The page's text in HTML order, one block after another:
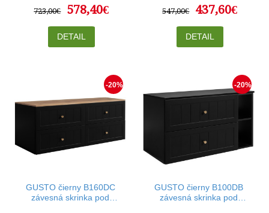
723,00€ 578,40€
DETAIL
547,00€ 437,60€
DETAIL
-20%
GUSTO čierny B160DC
závesná skrinka pod
-20%
GUSTO čierny B100DB
závesná skrinka pod